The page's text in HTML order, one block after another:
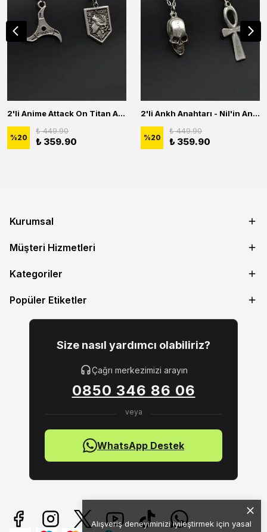
Alışveriş deneyiminizi iyileştirmek için yasal
2'li Anime Attack On Titan Acrylic Maria Anime Naruto Erkek Kadın Kolye Seti
%20
₺ 449.90
₺ 359.90
2'li Ankh Anahtarı - Nil'in Anahtarı - Kuru Kafa Erkek Kadın Kolye Seti
%20
₺ 449.90
₺ 359.90
Kurumsal
Müşteri Hizmetleri
Kategoriler
Popüler Etiketler
Size nasıl yardımcı olabiliriz?
Çağrı merkezimizi arayın
0850 346 86 06
WhatsApp Destek